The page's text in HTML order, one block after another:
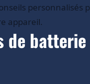
appareil.
de batterie